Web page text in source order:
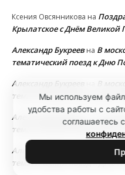
Ксения Овсянникова на
Крылатское с Днём Великой
Александр Букреевна В
тематический поезд к Дню
Александр Букреев
В
тематический поезд к Дню
Александр Букреев
В
тематический поезд к Дню
Александр Букреев
В
тематический поезд к Дню
Мы используем
удобства работы с
соглашаетесь